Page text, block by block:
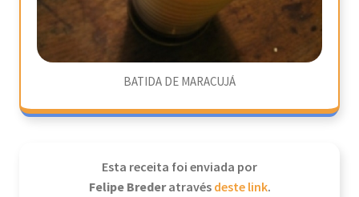
BATIDA DE MARACUJÁ
Esta receita foi enviada por
Felipe Brederatravésdeste link.